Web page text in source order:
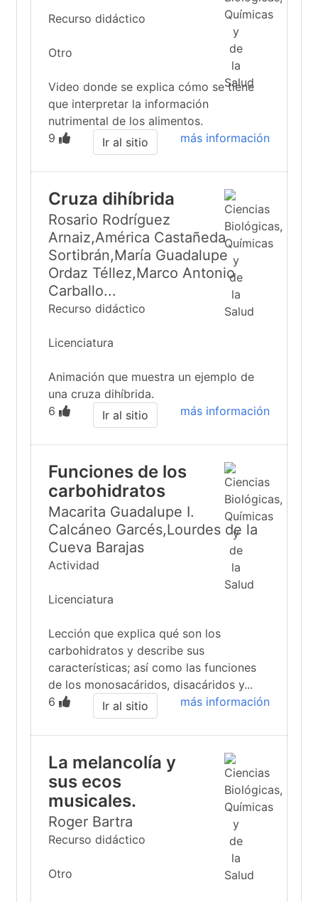
Recurso didáctico
Otro
Video donde se explica cómo se tiene
que interpretar la información
nutrimental de los alimentos.
9
más información
Ir al sitio
Cruza dihíbrida
Rosario Rodríguez
Arnaiz,América Castañeda
Sortibrán,María Guadalupe
Ordaz Téllez,Marco Antonio
Carballo...
Recurso didáctico
Licenciatura
Animación que muestra un ejemplo de
una cruza dihíbrida.
6
más información
Ir al sitio
Funciones de los
carbohidratos
Macarita Guadalupe I.
Calcáneo Garcés,Lourdes de la
Cueva Barajas
Actividad
Licenciatura
Lección que explica qué son los
carbohidratos y describe sus
características; así como las funciones
de los monosacáridos, disacáridos y...
6
más información
Ir al sitio
La melancolía y
sus ecos
musicales.
Roger Bartra
Recurso didáctico
Otro